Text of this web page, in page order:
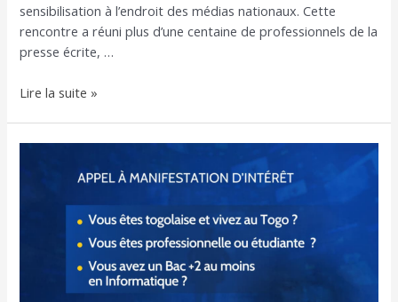
sensibilisation à l’endroit des médias nationaux. Cette
rencontre a réuni plus d’une centaine de professionnels de la
presse écrite, …
Lire la suite »
certifiantes